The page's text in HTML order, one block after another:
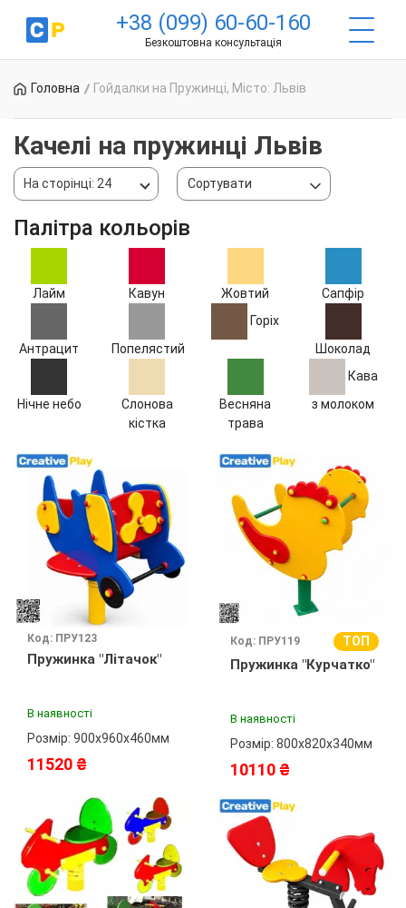
+38 (099) 60-60-160
Безкоштовна консультація
Головна Гойдалки на Пружинці, Місто: Львів
Качелі на пружинці Львів
На сторінці: 24 Сортувати
Палітра кольорів
Лайм Кавун Жовтий Сапфір
Антрацит Попелястий
Горіх
Шоколад
Нічне небо
Слонова
кістка
Весняна
трава
Кава
з молоком
Код: ПРУ123
Пружинка "Літачок"
В наявності
Розмір: 900х960х460мм
11520 ₴
Код: ПРУ119 ТОП
Пружинка "Курчатко"
В наявності
Розмір: 800х820х340мм
10110 ₴